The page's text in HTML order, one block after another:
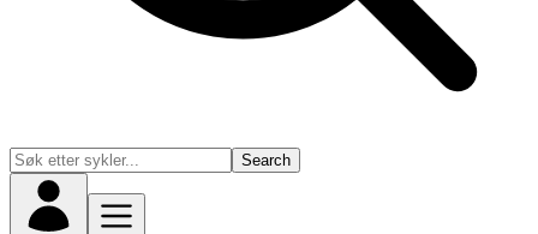
Search